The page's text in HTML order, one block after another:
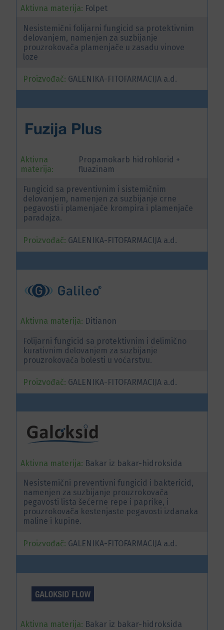
Aktivna materija: Folpet
Nesistemični folijarni fungicid sa protektivnim
delovanjem, namenjen za suzbijanje
prouzrokovača plamenjače u zasadu vinove
loze
Proizvođač: GALENIKA-FITOFARMACIJA a.d.
Aktivna
materija:
Propamokarb hidrohlorid +
fluazinam
Fungicid sa preventivnim i sistemičnim
delovanjem, namenjen za suzbijanje crne
pegavosti i plamenjače krompira i plamenjače
paradajza.
Proizvođač: GALENIKA-FITOFARMACIJA a.d.
Aktivna materija: Ditianon
Folijarni fungicid sa protektivnim i delimično
kurativnim delovanjem za suzbijanje
prouzrokovača bolesti u voćarstvu.
Proizvođač: GALENIKA-FITOFARMACIJA a.d.
Aktivna materija: Bakar iz bakar-hidroksida
Nesistemični preventivni fungicid i baktericid,
namenjen za suzbijanje prouzrokovača
pegavosti lista šećerne repe i paprike, i
prouzrokovača kestenjaste pegavosti izdanaka
maline i kupine.
Proizvođač: GALENIKA-FITOFARMACIJA a.d.
Aktivna materija: Bakar iz bakar-hidroksida